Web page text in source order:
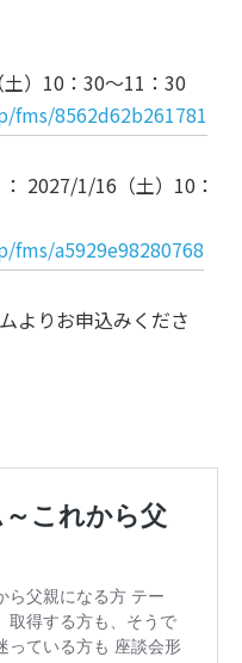
）10：30～11：30
8562d62b261781
2027/1/16（土）10：
a5929e98280768
よりお申込みくださ